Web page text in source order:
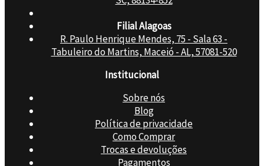
Filial Alagoas
R. Paulo Henrique Mendes, 75 - Sala 63 -
Tabuleiro do Martins, Maceió - AL, 57081-520
Institucional
Sobre nós
Blog
Política de privacidade
Como Comprar
Trocas e devoluções
Pagamentos